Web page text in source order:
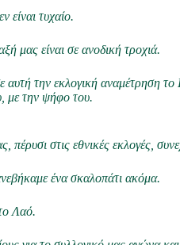
τυχαίο.
μας είναι σε ανοδική τροχιά.
αυτή την εκλογική αναμέτρηση
με την ψήφο του.
στις εθνικές εκλογές,
ένα σκαλοπάτι ακόμα.
Λαό.